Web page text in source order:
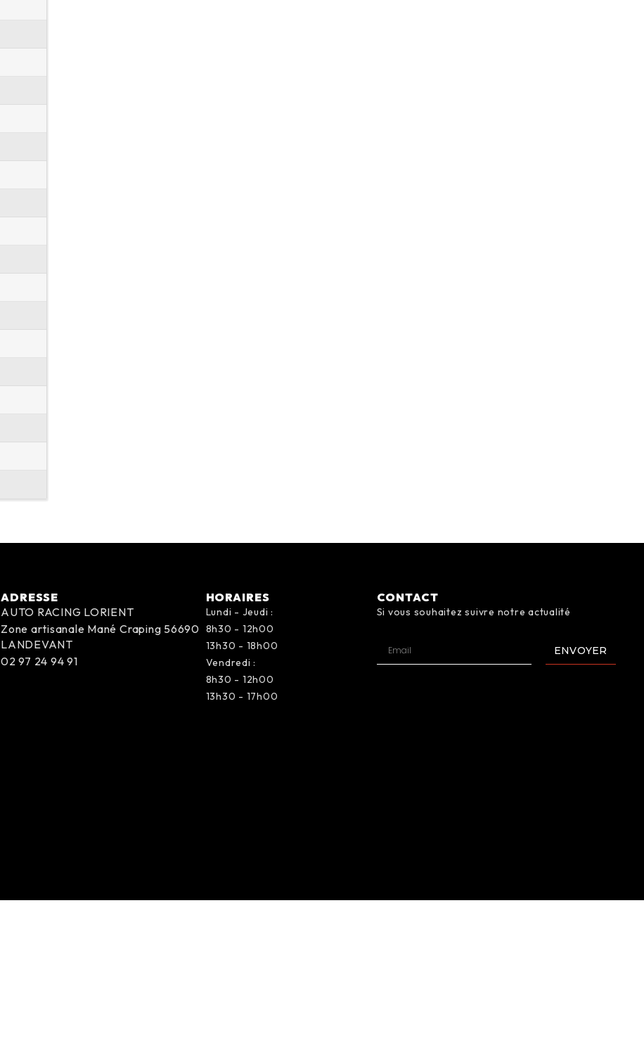
ADRESSE
AUTO RACING LORIENT
Zone artisanale Mané Craping 56690
LANDEVANT
02 97 24 94 91
HORAIRES
Lundi - Jeudi :
8h30 - 12h00
13h30 - 18h00
Vendredi :
8h30 - 12h00
13h30 - 17h00
CONTACT
Si vous souhaitez suivre notre actualité
ENVOYER